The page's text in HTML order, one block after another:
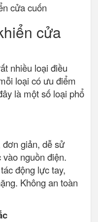
cửa cuốn
cửa
nhiều loại điều
loại có ưu điểm
là một số loại phổ
giản, dễ sử
nguồn điện.
động lực tay,
Không an toàn